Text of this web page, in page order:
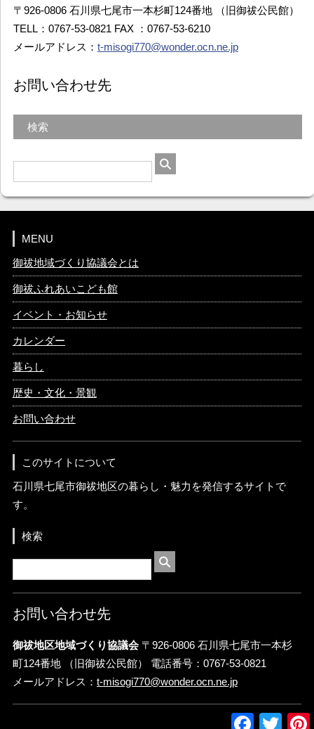
〒926-0806 石川県七尾市一本杉町124番地 （旧御祓公民館）
TELL：0767-53-0821 FAX ：0767-53-6210
メールアドレス： t-misogi770@wonder.ocn.ne.jp
お問い合わせ先
検索
MENU
御祓地域づくり協議会とは
御祓ふれあいこども館
イベント・お知らせ
カレンダー
暮らし
歴史・文化・景観
お問い合わせ
このサイトについて
石川県七尾市御祓地区の暮らし・魅力を発信するサイトで
す。
検索
お問い合わせ先
御祓地区地域づくり協議会〒926-0806 石川県七尾市一本杉
町124番地 （旧御祓公民館） 電話番号：0767-53-0821
メールアドレス： t-misogi770@wonder.ocn.ne.jp
Facebook
Twitter